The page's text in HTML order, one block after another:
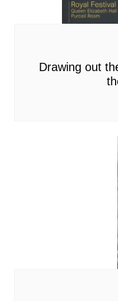
Drawing out